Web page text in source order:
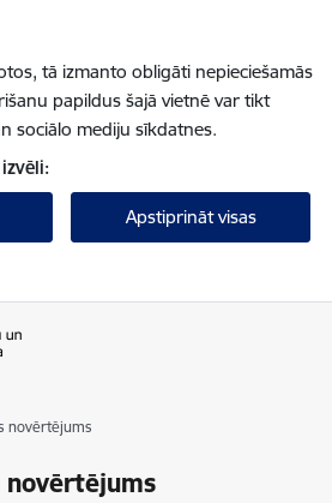
tā izmanto obligāti nepieciešamās
papildus šajā vietnē var tikt
sociālo mediju sīkdatnes.
Apstiprināt visas
novērtējums